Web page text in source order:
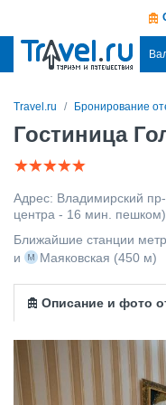
Travel.ru Бронирование
Гостиница
Адрес: Владимирский пр-
центра - 16 мин. пешком)
Ближайшие станции
и
Маяковская (450 м)
Описание и фото